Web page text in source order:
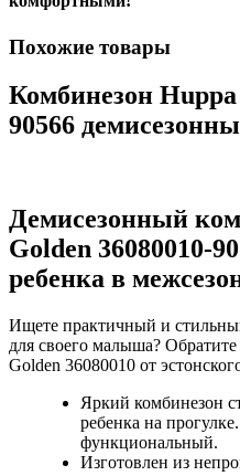
Похожие товары
Комбинезон
90566
Демисезонный
Golden 36080010-
ребенка в
Ищете практичный и
для своего малыша?
Golden 36080010 от
Яркий комбинезон
ребенка на
функциональный.
Изготовлен из